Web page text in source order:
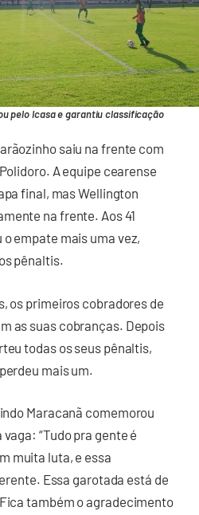
pelo Icasa e garantiu classificação
saiu na frente com
A equipe cearense
final, mas Wellington
na frente. Aos 41
empate mais uma vez,
pênaltis.
os primeiros cobradores de
as suas cobranças. Depois
todas os seus pênaltis,
mais um.
Maracanã comemorou
“Tudo pra gente é
muita luta, e essa
Essa garotada está de
também o agradecimento